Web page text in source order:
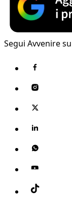
Segui Avvenire su